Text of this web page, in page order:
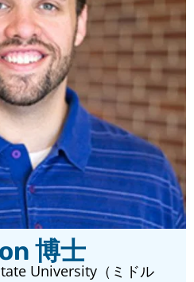
博士
University（ミドル